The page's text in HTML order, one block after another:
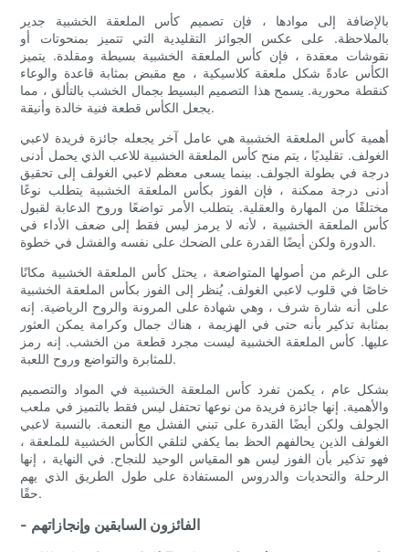
بالإضافة إلى موادها ، فإن تصميم كأس الملعقة الخشبية جدير
بالملاحظة. على عكس الجوائز التقليدية التي تتميز بمنحوتات أو
نقوشات معقدة ، فإن كأس الملعقة الخشبية بسيطة ومقلدة. يتميز
الكأس عادةً شكل ملعقة كلاسيكية ، مع مقبض بمثابة قاعدة والوعاء
كنقطة محورية. يسمح هذا التصميم البسيط بجمال الخشب بالتألق ، مما
يجعل الكأس قطعة فنية خالدة وأنيقة.
أهمية كأس الملعقة الخشبية هي عامل آخر يجعله جائزة فريدة لاعبي
الغولف. تقليديًا ، يتم منح كأس الملعقة الخشبية للاعب الذي يحمل أدنى
درجة في بطولة الجولف. بينما يسعى معظم لاعبي الغولف إلى تحقيق
أدنى درجة ممكنة ، فإن الفوز بكأس الملعقة الخشبية يتطلب نوعًا
مختلفًا من المهارة والعقلية. يتطلب الأمر تواضعًا وروح الدعابة لقبول
كأس الملعقة الخشبية ، لأنه لا يرمز ليس فقط إلى ضعف الأداء في
الدورة ولكن أيضًا القدرة على الضحك على نفسه والفشل في خطوة.
على الرغم من أصولها المتواضعة ، يحتل كأس الملعقة الخشبية مكانًا
خاصًا في قلوب لاعبي الغولف. يُنظر إلى الفوز بكأس الملعقة الخشبية
على أنه شارة شرف ، وهي شهادة على المرونة والروح الرياضية. إنه
بمثابة تذكير بأنه حتى في الهزيمة ، هناك جمال وكرامة يمكن العثور
عليها. كأس الملعقة الخشبية ليست مجرد قطعة من الخشب. إنه رمز
للمثابرة والتواضع وروح اللعبة.
بشكل عام ، يكمن تفرد كأس الملعقة الخشبية في المواد والتصميم
والأهمية. إنها جائزة فريدة من نوعها تحتفل ليس فقط بالتميز في ملعب
الجولف ولكن أيضًا القدرة على تبني الفشل مع النعمة. بالنسبة لاعبي
الغولف الذين يحالفهم الحظ بما يكفي لتلقي الكأس الخشبية للملعقة ،
فهو تذكير بأن الفوز ليس هو المقياس الوحيد للنجاح. في النهاية ، إنها
الرحلة والتحديات والدروس المستفادة على طول الطريق الذي يهم
حقًا.
- الفائزون السابقين وإنجازاتهم